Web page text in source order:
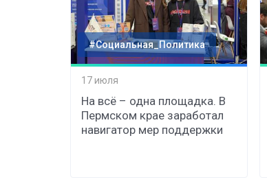
#Социальная_Политика
17 июля
На всё – одна площадка. В
Пермском крае заработал
навигатор мер поддержки